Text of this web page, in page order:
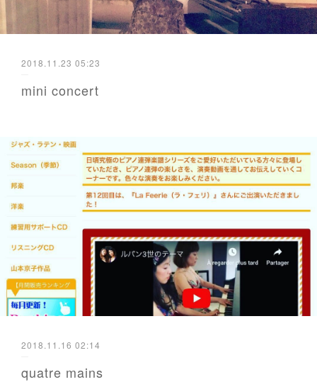
2018.11.23 05:23
mini concert
2018.11.16 02:14
quatre mains